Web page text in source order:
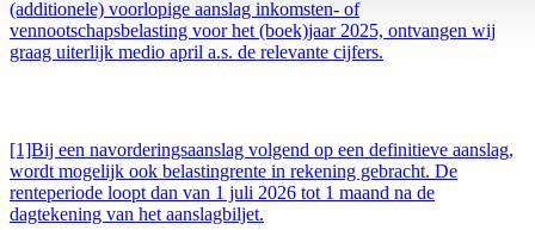
(additionele) voorlopige aanslag inkomsten- of
vennootschapsbelasting voor het (boek)jaar 2025, ontvangen wij
graag uiterlijk medio april a.s. de relevante cijfers.
[1]Bij een navorderingsaanslag volgend op een definitieve aanslag,
wordt mogelijk ook belastingrente in rekening gebracht. De
renteperiode loopt dan van 1 juli 2026 tot 1 maand na de
dagtekening van het aanslagbiljet.